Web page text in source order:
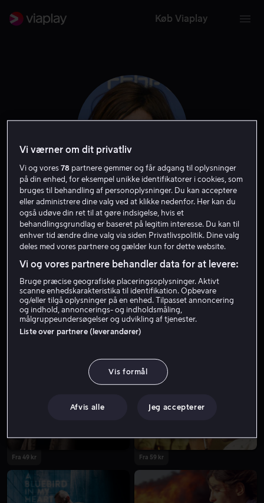
Køb Viaplay
Lubna Azabal
Skuespiller
Lej 49 kr
Fra 49 kr Fra 59 kr
Vi værner om dit privatliv
Vi og vores78 partnere gemmer og får adgang til oplysninger
på din enhed, for eksempel unikke identifikatorer i cookies, som
bruges til behandling af personoplysninger. Du kan acceptere
eller administrere dine valg ved at klikke nedenfor. Her kan du
også udøve din ret til at gøre indsigelse, hvis et
behandlingsgrundlag er baseret på legitim interesse. Du kan til
enhver tid ændre dine valg via siden Privatlivspolitik. Dine valg
deles med vores partnere og gælder kun for dette website.
Vi og vores partnere behandler data for at levere:
Bruge præcise geografiske placeringsoplysninger. Aktivt
scanne enhedskarakteristika til identifikation. Opbevare
og/eller tilgå oplysninger på en enhed. Tilpasset annoncering
og indhold, annoncerings- og indholdsmåling,
målgruppeundersøgelser og udvikling af tjenester.
Liste over partnere (leverandører)
Vis formål
Afvis alle Jeg accepterer